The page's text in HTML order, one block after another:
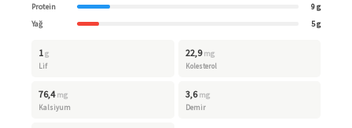
Protein
9 g
Yağ
5 g
1g
Lif
22,9 mg
Kolesterol
76,4 mg
Kalsiyum
3,6 mg
Demir